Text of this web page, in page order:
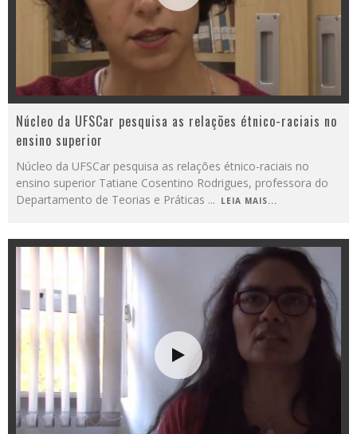
Núcleo da UFSCar pesquisa as relações étnico-raciais no
ensino superior
Núcleo da UFSCar pesquisa as relações étnico-raciais no
ensino superior Tatiane Cosentino Rodrigues, professora do
Departamento de Teorias e Práticas ... LEIA MAIS...